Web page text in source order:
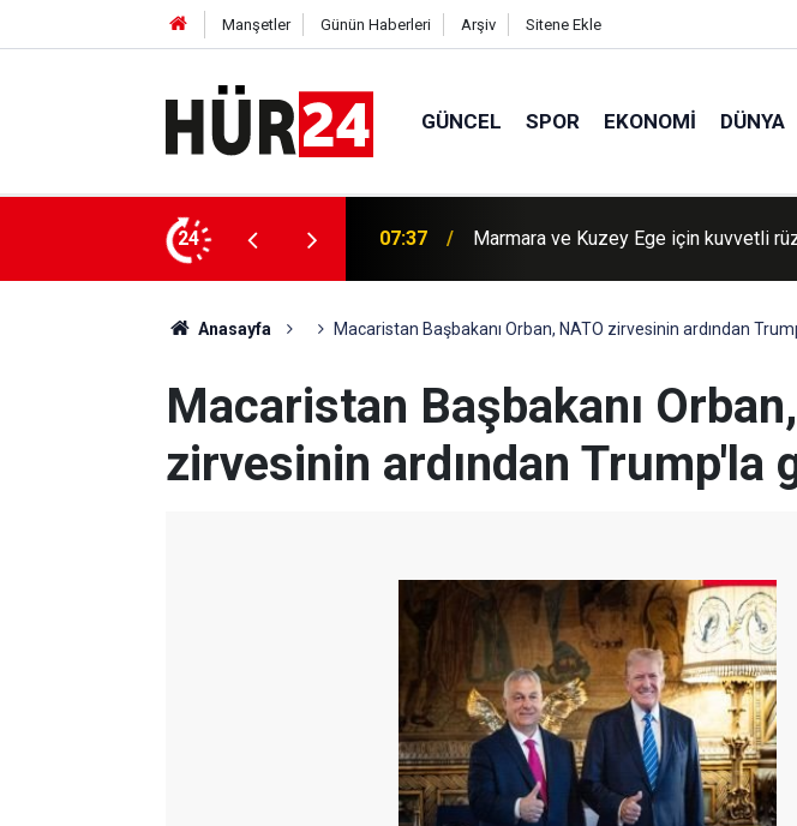
Manşetler Günün Haberleri Arşiv Sitene Ekle
GÜNCEL SPOR EKONOMI DÜNYA
24 07:37 Marmara ve Kuzey Ege için kuvvetli
Anasayfa Macaristan Başbakanı Orban, NATO zirvesinin ardından
Macaristan Başbakanı
zirvesinin ardından Trump'la